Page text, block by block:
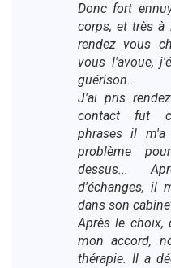
Donc fort
corps, et très à
rendez vous
vous l'avoue,
guérison...
J'ai pris
contact fut
phrases il m'a
problème
dessus...
d'échanges, il
dans son
Après le choix,
mon accord,
thérapie. Il a